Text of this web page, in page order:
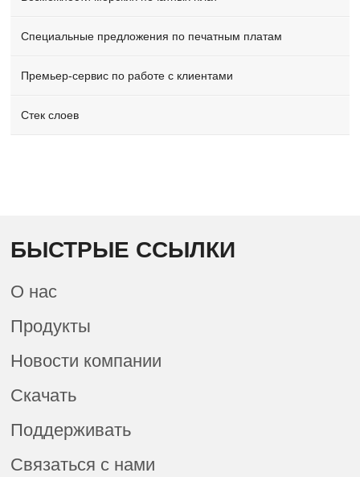
Специальные предложения по печатным платам
Премьер-сервис по работе с клиентами
Стек слоев
БЫСТРЫЕ ССЫЛКИ
О нас
Продукты
Новости компании
Скачать
Поддерживать
Связаться с нами